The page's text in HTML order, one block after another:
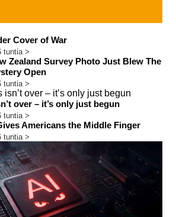
Cover of War
tuntia >
Zealand Survey Photo Just Blew The
Open
tuntia >
over – it’s only just begun
tuntia >
Americans the Middle Finger
tuntia >